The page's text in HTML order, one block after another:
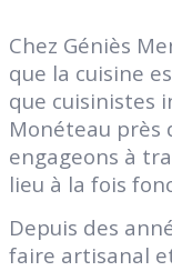
Chez Géniès
que la cuisine
que cuisinistes
Monéteau près
engageons à
lieu à la fois
Depuis des
faire artisanal